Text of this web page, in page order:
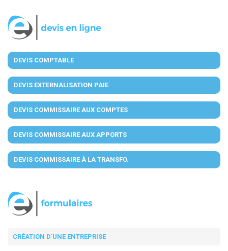
DEVIS COMPTABLE
DEVIS EXTERNALISATION PAIE
DEVIS COMMISSAIRE AUX COMPTES
DEVIS COMMISSAIRE AUX APPORTS
DEVIS COMMISSAIRE À LA TRANSFO.
CRÉATION D'UNE ENTREPRISE